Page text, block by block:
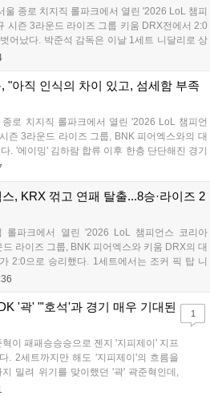
울 종로 치지직 롤파크에서 열린 '2026 LoL 챔피
시즌 3라운드 라이즈 그룹 키움 DRX전에서 2:0
어났다. 박준석 감독은 이날 1세트 니달리로 상
, 2세트 불리함을 한타로 역전하고 운영으로 잘
"아직 인식의 차이 있고, 섬세함 부족
로 치지직 롤파크에서 열린 '2026 LoL 챔피언
즌 3라운드 라이즈 그룹, BNK 피어엑스와의 대
. '에이밍' 김하람 합류 이후 한층 단단해진 경기
있었지만, BNK 피어엑스에게 불의의 일격을 당
, KRX 꺾고 연패 탈출...8승·라이즈 2
롤파크에서 열린 '2026 LoL 챔피언스 코리아
라이즈 그룹, BNK 피어엑스와 키움 DRX의 대
2:0으로 승리했다. 1세트에서는 조커 픽 탑 니
세트에선 판테온을 잡은 '랩터' 전어진의 활약과
'곽' "'호석'과 경기 매우 기대된
이 패패승승승으로 젠지 '지피제이' 지프
. 2세트까지만 해도 '지피제이'의 흐름을
밀려 위기를 맞이했던 '곽' 곽준혁인데,
를 완전히 바꿨다. 3세트를 4:2로 승리
1